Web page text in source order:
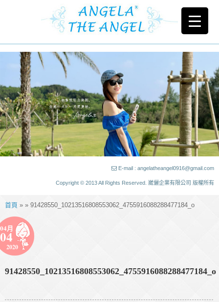
E-mail : angelatheangel0916@gmail.com
Copyright © 2013 All Rights Reserved. 崴儷企業有限公司 版權所有
首頁 » » 91428550_10213516808553062_4755916088288477184_o
04月
04
2020
91428550_10213516808553062_4755916088288477184_o